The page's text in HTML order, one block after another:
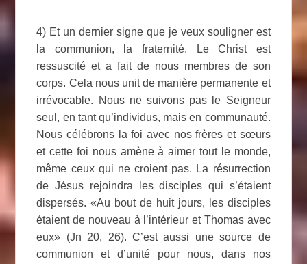
4) Et un dernier signe que je veux souligner est
la communion, la fraternité. Le Christ est
ressuscité et a fait de nous membres de son
corps. Cela nous unit de manière permanente et
irrévocable. Nous ne suivons pas le Seigneur
seul, en tant qu’individus, mais en communauté.
Nous célébrons la foi avec nos frères et sœurs
et cette foi nous amène à aimer tout le monde,
même ceux qui ne croient pas. La résurrection
de Jésus rejoindra les disciples qui s’étaient
dispersés. «Au bout de huit jours, les disciples
étaient de nouveau à l’intérieur et Thomas avec
eux» (Jn 20, 26). C’est aussi une source de
communion et d’unité pour nous, dans nos